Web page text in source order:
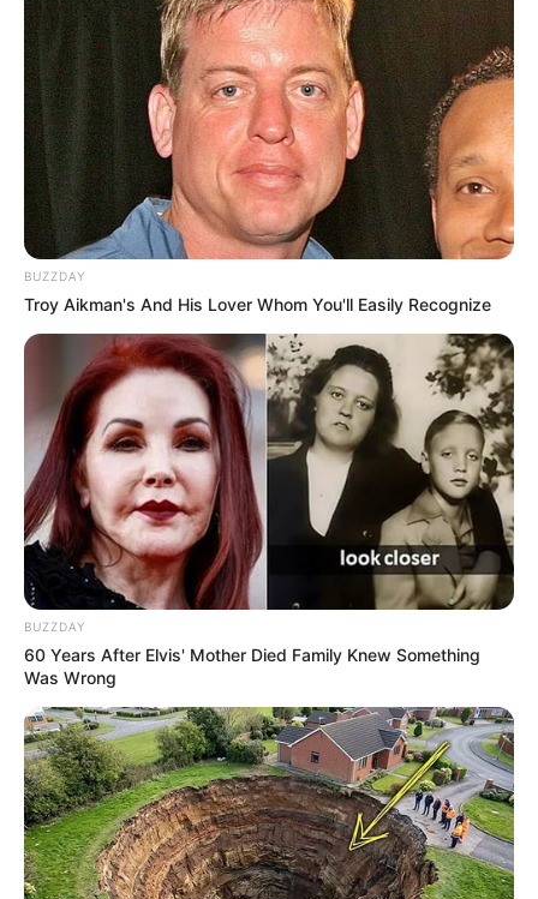
10 Pose Manekin Anti
Mainstream yang Konyol
Banget
8 Kata Lucu Seputar Malam
Minggu ala Jomblo yang Bikin
Ngenes
10 Desain Kanopi Tempat
Tidur, Serasa Beristirahat di
Kamar Raja
BUZZDAY
Troy Aikman's And His Lover Whom You'll Easily Recognize
BUZZDAY
60 Years After Elvis' Mother Died Family Knew Something
Was Wrong